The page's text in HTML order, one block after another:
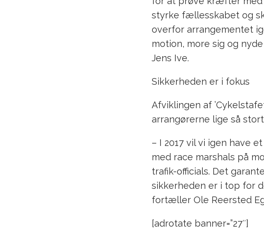
styrke fællesskabet og
overfor arrangementet
motion, more sig og
Jens Ive.
Sikkerheden er i fokus
Afviklingen af
arrangørerne lige så
– I 2017 vil vi igen have
med race marshals på
trafik-officials. Det
sikkerheden er i top for
fortæller Ole Reersted
[adrotate banner=”27″]